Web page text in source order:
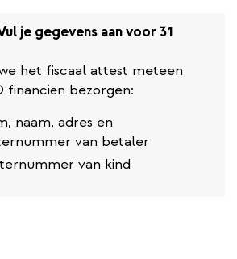
je gegevens aan voor 31
het fiscaal attest meteen
financiën bezorgen:
naam, adres en
van betaler
van kind